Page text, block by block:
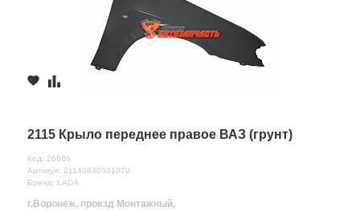
2115 Крыло переднее правое ВАЗ (грунт)
Код: 26686
Артикул: 21140840301070
Бренд: LADA
г.Воронеж, проезд Монтажный,